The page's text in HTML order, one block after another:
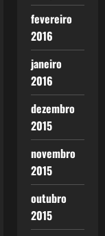
fevereiro
2016
janeiro
2016
dezembro
2015
novembro
2015
outubro
2015